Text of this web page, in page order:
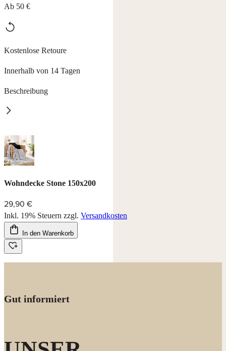
Ab 50 €
Kostenlose Retoure
Innerhalb von 14 Tagen
Beschreibung
Größe : 150 x 200 cm
Farbe : grau/natur
Wohndecke Stone 150x200
29,90 €
Inkl. 19% Steuern zzgl. Versandkosten
In den Warenkorb
Gut informiert